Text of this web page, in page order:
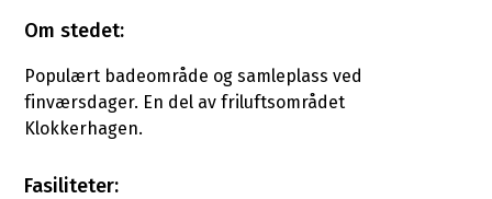
Om stedet:
Populært badeområde og samleplass ved
finværsdager. En del av friluftsområdet
Klokkerhagen.
Fasiliteter: